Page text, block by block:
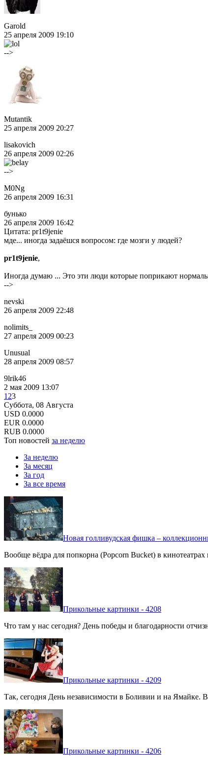
Garold
25 апреля 2009 19:10
-->
Mutantik
25 апреля 2009 20:27
lisakovich
26 апреля 2009 02:26
-->
M0Ng
26 апреля 2009 16:31
бунько
26 апреля 2009 16:42
Цитата: pr1t9jenie
мде... иногда задаёшся вопросом: где мозги у людей?
pr1t9jenie,
Иногда думаю ... Это эти люди которые поприкают
-->
nevski
26 апреля 2009 22:48
nolimits_
27 апреля 2009 00:23
Unusual
28 апреля 2009 08:57
9lrik46
2 мая 2009 13:07
1 23
Суббота, 08 Августа
USD 0.0000
EUR 0.0000
RUB 0.0000
Топ новостей за неделю
За неделю
За месяц
За год
За все время
Новая голливудская фишка –
Вообще вёдра для попкорна (Popcorn Bucket) в
Прикольные картинки - 4208
Что там у нас сегодня? День победы и благодарности
Прикольные картинки - 4209
Так, сегодня День независимости в Боливии и на Ямайке.
Прикольные картинки - 4206